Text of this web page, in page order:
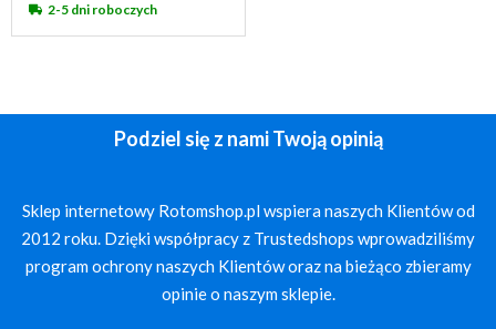
2-5 dni roboczych
Podziel się z nami Twoją opinią
Sklep internetowy Rotomshop.pl wspiera naszych Klientów od
2012 roku. Dzięki współpracy z Trustedshops wprowadziliśmy
program ochrony naszych Klientów oraz na bieżąco zbieramy
opinie o naszym sklepie.